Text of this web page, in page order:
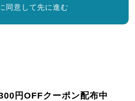
は、会員となるご本人が行ってく
必要事項を正確に入力してくださ
同意して先に進む
円OFFクーポン配布中